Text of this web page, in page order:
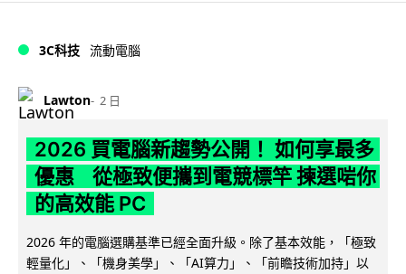
3C科技 流動電腦
Lawton 2 日
2026 買電腦新趨勢公開！ 如何享最多
優惠 從極致便攜到電競標竿 揀選啱你
的高效能 PC
2026 年的電腦選購基準已經全面升級。除了基本效能，「極致
輕量化」、「機身美學」、「AI算力」、「前瞻技術加持」以